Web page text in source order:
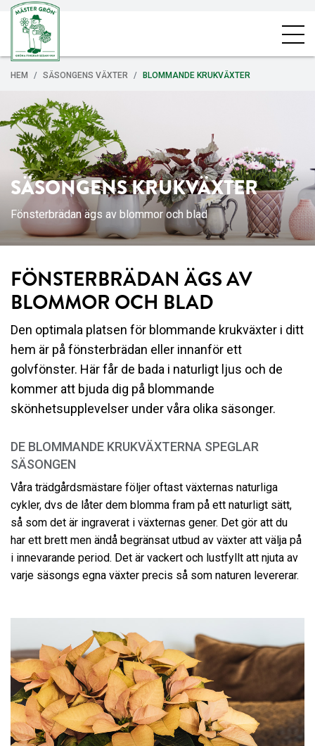
HEM SÄSONGENS VÄXTER BLOMMANDE KRUKVÄXTER
SÄSONGENS KRUKVÄXTER
Fönsterbrädan ägs av blommor och blad
FÖNSTERBRÄDAN ÄGS AV
BLOMMOR OCH BLAD
Den optimala platsen för blommande krukväxter i ditt
hem är på fönsterbrädan eller innanför ett
golvfönster. Här får de bada i naturligt ljus och de
kommer att bjuda dig på blommande
skönhetsupplevelser under våra olika säsonger.
DE BLOMMANDE KRUKVÄXTERNA SPEGLAR
SÄSONGEN
Våra trädgårdsmästare följer oftast växternas naturliga
cykler, dvs de låter dem blomma fram på ett naturligt sätt,
så som det är ingraverat i växternas gener. Det gör att du
har ett brett men ändå begränsat utbud av växter att välja på
i innevarande period. Det är vackert och lustfyllt att njuta av
varje säsongs egna växter precis så som naturen levererar.